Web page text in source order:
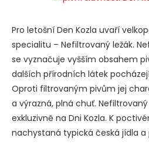
Pro letošní Den Kozla uvaří
specialitu – Nefiltrovaný ležák.
se vyznačuje vyšším obsahem
dalších přírodních látek
Oproti filtrovaným pivům jej
a výrazná, plná chuť.
exkluzivně na Dni Kozla. K
nachystaná typická česká jídla a